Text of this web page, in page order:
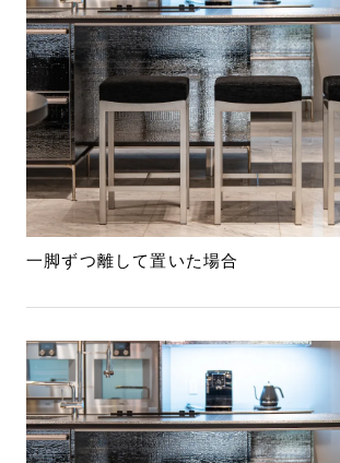
一脚ずつ離して置いた場合